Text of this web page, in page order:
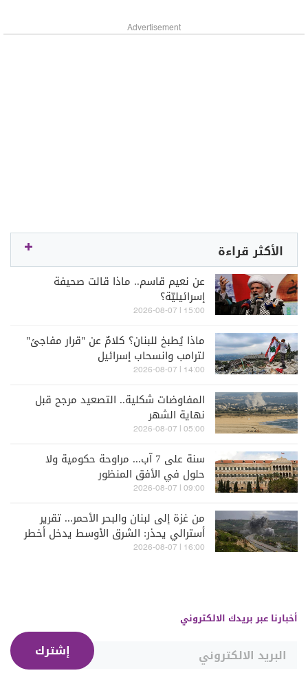
Advertisement
الأكثر قراءة
عن نعيم قاسم.. ماذا قالت صحيفة
إسرائيليّة؟
15:00 | 2026-08-07
ماذا يُطبخ للبنان؟ كلامٌ عن "قرار مفاجئ"
لترامب وانسحاب إسرائيل
14:00 | 2026-08-07
المفاوضات شكلية.. التصعيد مرجح قبل
نهاية الشهر
05:00 | 2026-08-07
سنة على 7 آب... مراوحة حكومية ولا
حلول في الأفق المنظور
09:00 | 2026-08-07
من غزة إلى لبنان والبحر الأحمر... تقرير
أسترالي يحذر: الشرق الأوسط يدخل أخطر
مراحله
16:00 | 2026-08-07
أخبارنا عبر بريدك الالكتروني
إشترك